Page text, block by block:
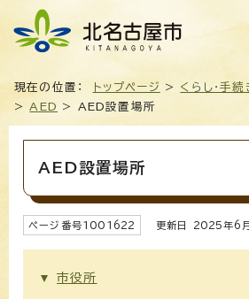
現在の位置： トップページ > くらし・手続
> AED > AED設置場所
AED設置場所
ページ番号1001622 更新日 2025年6月
市役所